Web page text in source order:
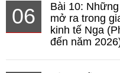
06
Bài 10:
mở ra trong
kinh tế Nga
đến năm